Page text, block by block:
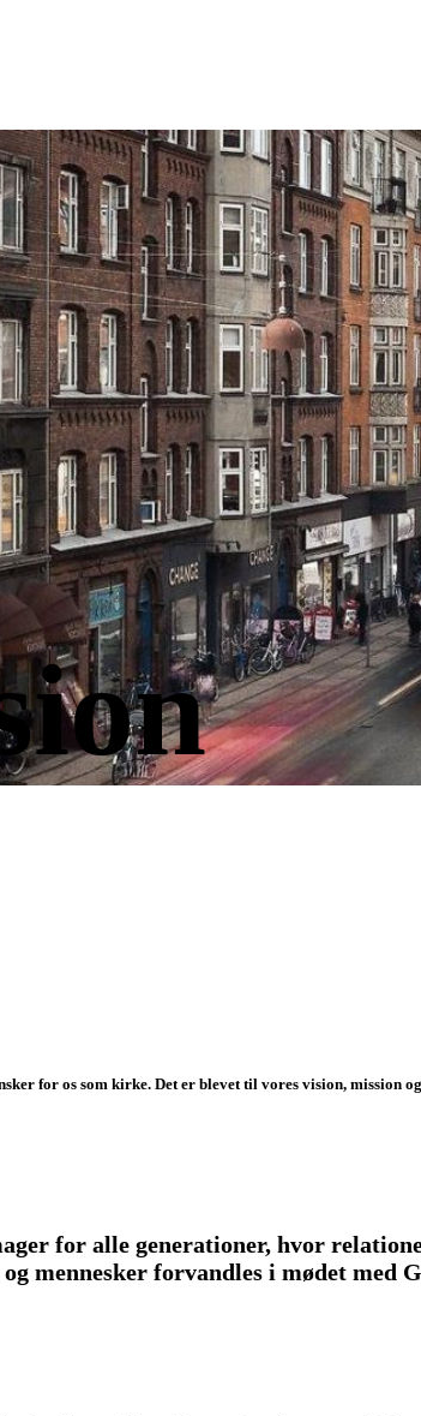
for os som kirke. Det er blevet til vores vision, mission
for alle generationer, hvor
og mennesker forvandles i mødet med